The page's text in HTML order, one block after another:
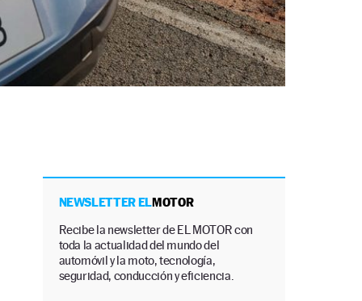
NEWSLETTER ELMOTOR
Recibe la newsletter de EL MOTOR con
toda la actualidad del mundo del
automóvil y la moto, tecnología,
seguridad, conducción y eficiencia.